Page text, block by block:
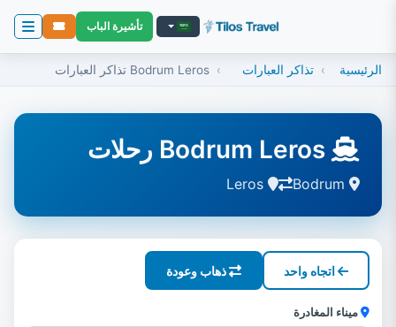
تأشيرة الباب
الرئيسية تذاكر العبارات Bodrum Leros تذاكر العبارات
اتجاه واحد ذهاب وعودة
ميناء المغادرة